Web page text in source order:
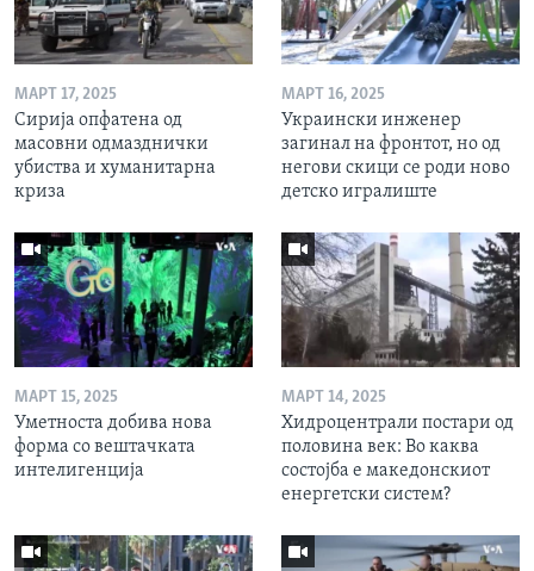
МАРТ 17, 2025
Сирија опфатена од
масовни одмазднички
убиства и хуманитарна
криза
МАРТ 16, 2025
Украински инженер
загинал на фронтот, но од
негови скици се роди ново
детско игралиште
МАРТ 15, 2025
Уметноста добива нова
форма со вештачката
интелигенција
МАРТ 14, 2025
Хидроцентрали постари од
половина век: Во каква
состојба е македонскиот
енергетски систем?